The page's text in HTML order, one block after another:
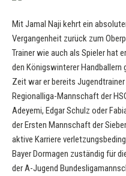
Mit Jamal Naji kehrt ein
Vergangenheit zurück zum
Trainer wie auch als Spieler hat
den Königswinterer Handballern
Zeit war er bereits
Regionalliga-Mannschaft der
Adeyemi, Edgar Schulz oder
der Ersten Mannschaft der
aktive Karriere
Bayer Dormagen zuständig für
der A-Jugend